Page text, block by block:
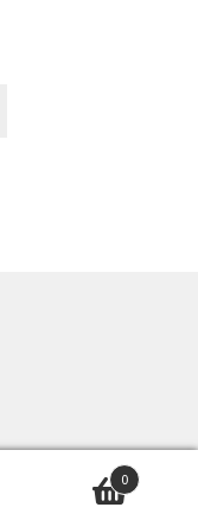
0